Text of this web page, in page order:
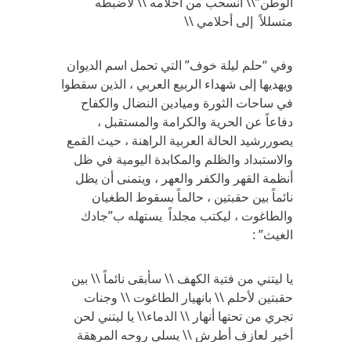
متسللاً إلى أحلامي \\
وفي “حلم ليلة خوف” التي تحمل اسم الديوان
ويهديها إلى شهداء الربيع العربي ، الذين سقطوا
في ساحات الثورة وميادين النضال والكفاح
دفاعاً عن الحرية والكرامة والمستقبل ،
يصوررشيد الحالة العربية الراهنة ، حيث القمع
والاستبداد والظلم والمكابدة اليومية في ظل
أنظمة القهر والكفر والعهر ، ويتمنى أن يظل
نائماً بين حقبتين ، حالماً بسقوط الطغيان
والطاغوت ، ليكتب مجلداً يستهله ب”جادك
الغيث” :
يا ليتني من فتية الكهف \\ سأبقى نائماً \\ بين
حقبتين لأحلم \\ بانهيار الطاغوت \\ وجنات
تجري من تحتها أنهار \\ الدماء\\ يا ليتني لحن
أخير لعازف أطرش \\ يسلي روحه المرهقة